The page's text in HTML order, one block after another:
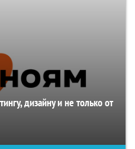
дизайну и не только от